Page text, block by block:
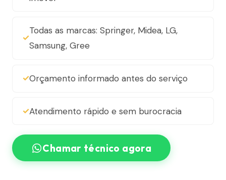
Todas as marcas: Springer, Midea, LG,
Samsung, Gree
Orçamento informado antes do serviço
Atendimento rápido e sem burocracia
Chamar técnico agora